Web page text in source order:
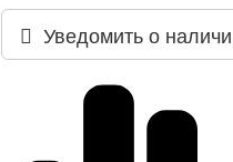
Уведомить о